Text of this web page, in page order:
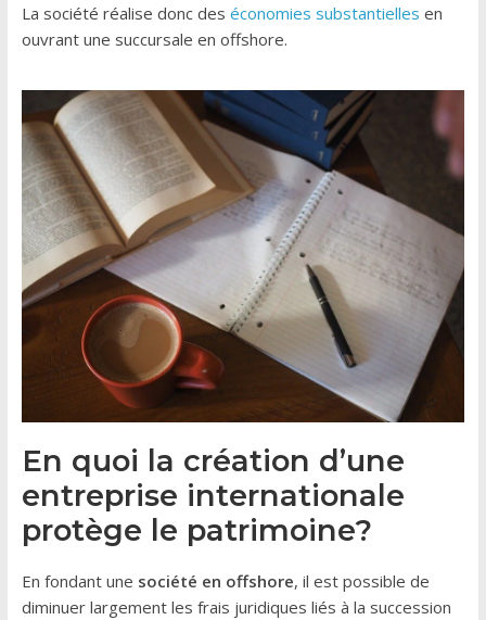
La société réalise donc des économies substantielles en
ouvrant une succursale en offshore.
En quoi la création d’une
entreprise internationale
protège le patrimoine?
En fondant une société en offshore, il est possible de
diminuer largement les frais juridiques liés à la succession